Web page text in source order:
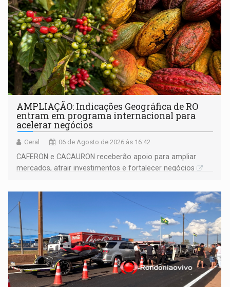
AMPLIAÇÃO: Indicações Geográfica de RO
entram em programa internacional para
acelerar negócios
Geral 06 de Agosto de 2026 às 16:42
CAFERON e CACAURON receberão apoio para ampliar
mercados, atrair investimentos e fortalecer negócios